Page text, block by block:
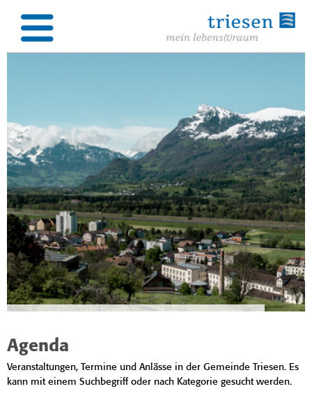
Agenda
Veranstaltungen, Termine und Anlässe in der Gemeinde Triesen. Es
kann mit einem Suchbegriff oder nach Kategorie gesucht werden.